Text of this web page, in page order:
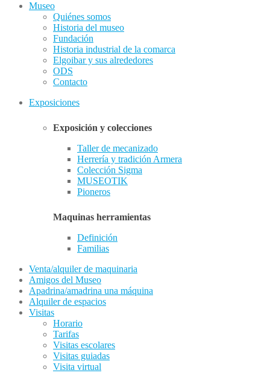
Museo
Quiénes somos
Historia del museo
Fundación
Historia industrial de la comarca
Elgoibar y sus alrededores
ODS
Contacto
Exposiciones
Exposición y colecciones
Taller de mecanizado
Herrería y tradición Armera
Colección Sigma
MUSEOTIK
Pioneros
Maquinas herramientas
Definición
Familias
Venta/alquiler de maquinaria
Amigos del Museo
Apadrina/amadrina una máquina
Alquiler de espacios
Visitas
Horario
Tarifas
Visitas escolares
Visitas guiadas
Visita virtual